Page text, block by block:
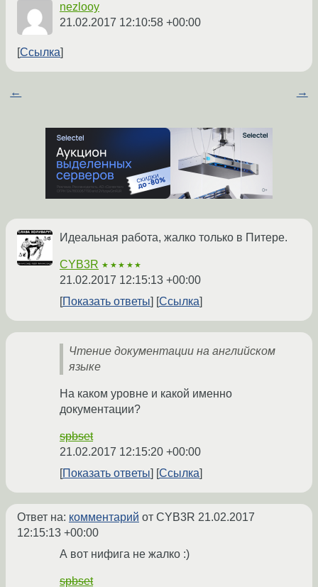
nezlooy
21.02.2017 12:10:58 +00:00
Ссылка
← →
Идеальная работа, жалко только в Питере.
CYB3R ★★★★★
21.02.2017 12:15:13 +00:00
Показать ответы
Ссылка
Чтение документации на английском
языке
На каком уровне и какой именно
документации?
spbset
21.02.2017 12:15:20 +00:00
Показать ответы
Ссылка
Ответ на: комментарий от CYB3R 21.02.2017
12:15:13 +00:00
А вот нифига не жалко :)
spbset